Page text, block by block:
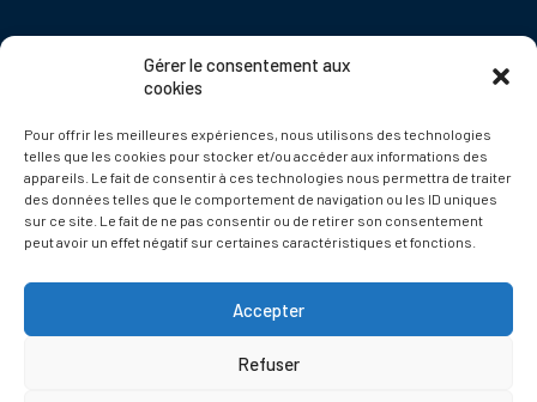
Gérer le consentement aux
cookies
Pour offrir les meilleures expériences, nous utilisons des technologies
telles que les cookies pour stocker et/ou accéder aux informations des
appareils. Le fait de consentir à ces technologies nous permettra de traiter
des données telles que le comportement de navigation ou les ID uniques
sur ce site. Le fait de ne pas consentir ou de retirer son consentement
peut avoir un effet négatif sur certaines caractéristiques et fonctions.
Accepter
Refuser
24620 Tamniès
France
Politique de cookies